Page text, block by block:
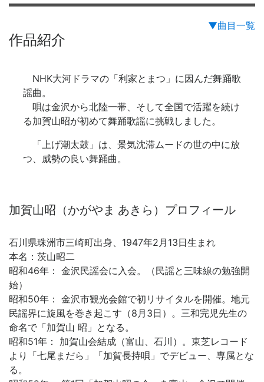
▼曲目一覧
作品紹介
NHK大河ドラマの「利家とまつ」に因んだ舞踊歌
謡曲。
唄は金沢から北陸一帯、そして全国で活躍を続け
る加賀山昭が初めて舞踊歌謡に挑戦しました。
「上げ潮太鼓」は、景気沈滞ムードの世の中に放
つ、威勢の良い舞踊曲。
加賀山昭（かがやま あきら）プロフィール
石川県珠洲市三崎町出身、1947年2月13日生まれ
本名：茨山昭二
昭和46年： 金沢民謡会に入会。（民謡と三味線の勉強開
始）
昭和50年： 金沢市観光会館で初リサイタルを開催。地元
民謡界に旋風を巻き起こす（8月3日）。三和完児先生の
命名で「加賀山 昭」となる。
昭和51年： 加賀山会結成（富山、石川）。東芝レコード
より「七尾まだら」「加賀長持唄」でデビュー、専属とな
る。